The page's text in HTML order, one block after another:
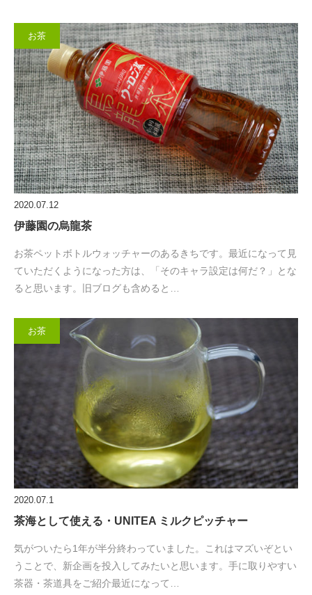
お茶
2020.07.12
伊藤園の烏龍茶
お茶ペットボトルウォッチャーのあるきちです。最近になって見
ていただくようになった方は、「そのキャラ設定は何だ？」とな
ると思います。旧ブログも含めると…
お茶
2020.07.1
茶海として使える・UNITEA ミルクピッチャー
気がついたら1年が半分終わっていました。これはマズいぞとい
うことで、新企画を投入してみたいと思います。手に取りやすい
茶器・茶道具をご紹介最近になって…